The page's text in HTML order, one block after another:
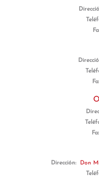
Dirección:
Don